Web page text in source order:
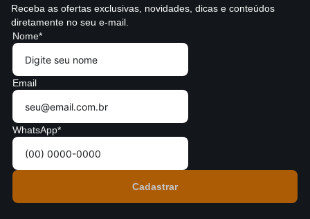
Receba as ofertas exclusivas, novidades, dicas e conteúdos
diretamente no seu e-mail.
Nome*
Email
WhatsApp*